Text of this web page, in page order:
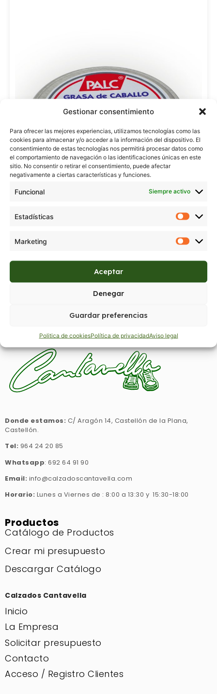
Gestionar consentimiento
Para ofrecer las mejores experiencias, utilizamos tecnologías como las
cookies para almacenar y/o acceder a la información del dispositivo. El
consentimiento de estas tecnologías nos permitirá procesar datos como
el comportamiento de navegación o las identificaciones únicas en este
sitio. No consentir o retirar el consentimiento, puede afectar
negativamente a ciertas características y funciones.
Funcional Siempre activo
Estadísticas
Marketing
Aceptar
Denegar
Guardar preferencias
Politica de cookiesPolítica de privacidadAviso legal
GRASA
Regístrate para ver precios
Donde estamos: C/ Aragón 14, Castellón de la Plana,
Castellón.
Tel: 964 24 20 85
Whatsapp: 692 64 91 90
Email: info@calzadoscantavella.com
Horario: Lunes a Viernes de : 8:00 a 13:30 y 15:30-18:00
Productos
Catálogo de Productos
Crear mi presupuesto
Descargar Catálogo
Calzados Cantavella
Inicio
La Empresa
Solicitar presupuesto
Contacto
Acceso / Registro Clientes